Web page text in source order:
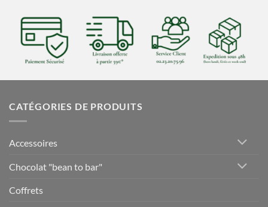
CATÉGORIES DE PRODUITS
Accessoires
Chocolat "bean to bar"
Coffrets